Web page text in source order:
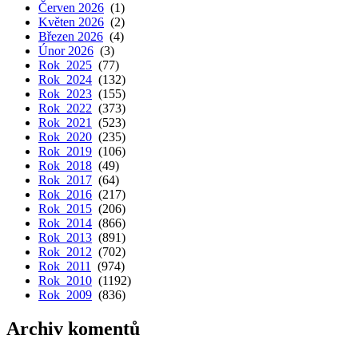
Červen 2026 (1)
Květen 2026 (2)
Březen 2026 (4)
Únor 2026 (3)
Rok 2025 (77)
Rok 2024 (132)
Rok 2023 (155)
Rok 2022 (373)
Rok 2021
(523)
Rok 2020 (235)
Rok 2019 (106)
Rok 2018 (49)
Rok 2017 (64)
Rok 2016 (217)
Rok 2015 (206)
Rok 2014 (866)
Rok 2013 (891)
Rok 2012 (702)
Rok 2011
(974)
Rok 2010 (1192)
Rok 2009 (836)
Archiv komentů